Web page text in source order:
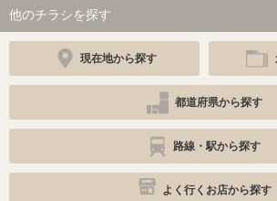
他のチラシを探す
現在地から探す
都道府県から探す
路線・駅から探す
よく行くお店から探す